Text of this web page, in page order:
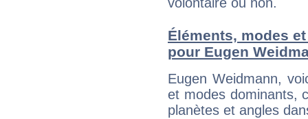
volontaire ou non.
Éléments, modes
pour Eugen
Eugen Weidmann,
et modes dominants,
planètes et angles